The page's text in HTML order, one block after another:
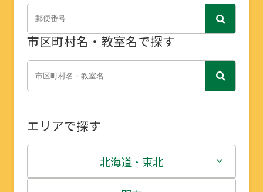
市区町村名・教室名で探す
エリアで探す
北海道・東北